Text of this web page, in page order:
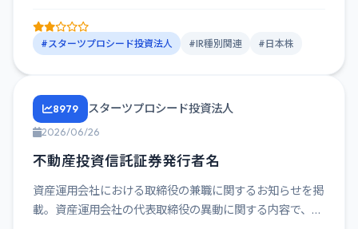
#スターツプロシード投資法人 #IR種別関連 #日本株
8979 スターツプロシード投資法人
2026/06/26
不動産投資信託証券発行者名
資産運用会社における取締役の兼職に関するお知らせを掲
載。資産運用会社の代表取締役の異動に関する内容で、